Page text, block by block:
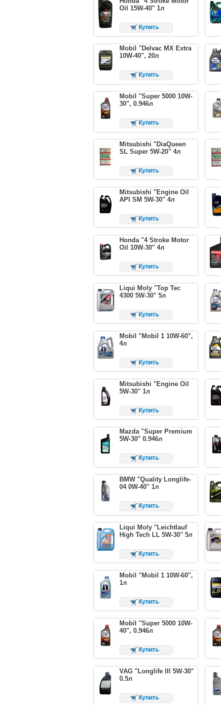
Oil 15W-40" 1л
Купить
Mobil "Delvac MX Extra
10W-40", 20л
Купить
Mobil "Super 5000 10W-
30", 0.946л
Купить
Mitsubishi "DiaQueen
SL Super 5W-20" 4л
Купить
Mitsubishi "Engine Oil
API SM 5W-30" 4л
Купить
Honda "4 Stroke Motor
Oil 10W-30" 4л
Купить
Liqui Moly "Top Tec
4300 5W-30" 5л
Купить
Mobil "Mobil 1 10W-60",
4л
Купить
Mitsubishi "Engine Oil
5W-30" 1л
Купить
Mazda "Super Premium
5W-30" 0.946л
Купить
BMW "Quality Longlife-
04 0W-40" 1л
Купить
Liqui Moly "Leichtlauf
High Tech LL 5W-30" 5л
Купить
Mobil "Mobil 1 10W-60",
1л
Купить
Mobil "Super 5000 10W-
40", 0.946л
Купить
VAG "Longlife III 5W-30"
0.5л
Купить